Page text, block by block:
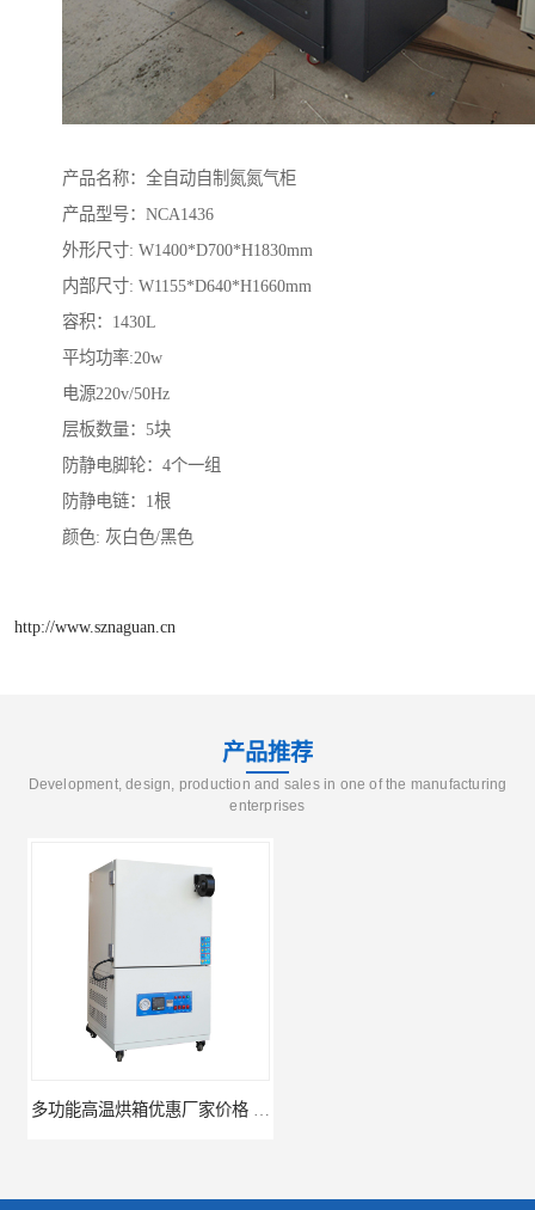
产品名称：全自动自制氮氮气柜
产品型号：NCA1436
外形尺寸: W1400*D700*H1830mm
内部尺寸: W1155*D640*H1660mm
容积：1430L
平均功率:20w
电源220v/50Hz
层板数量：5块
防静电脚轮：4个一组
防静电链：1根
颜色: 灰白色/黑色
http://www.sznaguan.cn
产品推荐
Development, design, production and sales in one of the manufacturing
enterprises
多功能高温烘箱优惠厂家价格 高温干燥箱供应直销